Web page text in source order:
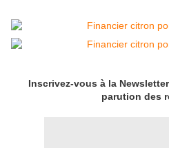
Inscrivez-vous à la
parution des